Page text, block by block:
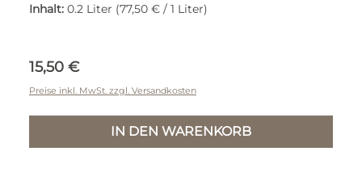
Inhalt: 0.2 Liter (77,50 € / 1 Liter)
Regulärer Preis:
15,50 €
Preise inkl. MwSt. zzgl. Versandkosten
IN DEN WARENKORB